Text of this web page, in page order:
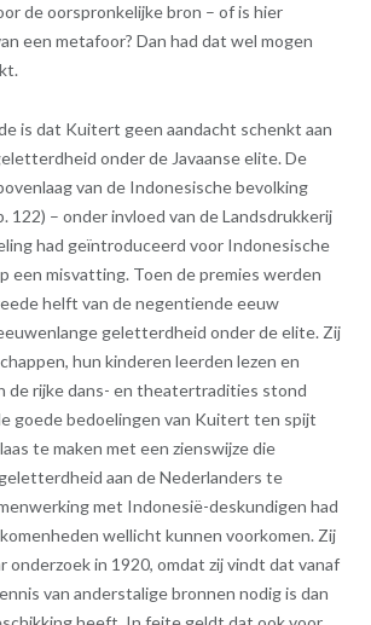
de oorspronkelijke bron – of is hier
een metafoor? Dan had dat wel mogen
is dat Kuitert geen aandacht schenkt aan
onder de Javaanse elite. De
van de Indonesische bevolking
122) – onder invloed van de Landsdrukkerij
had geïntroduceerd voor Indonesische
een misvatting. Toen de premies werden
helft van de negentiende eeuw
geletterdheid onder de elite. Zij
hun kinderen leerden lezen en
de rijke dans- en theatertradities stond
goede bedoelingen van Kuitert ten spijt
te maken met een zienswijze die
aan de Nederlanders te
met Indonesië-deskundigen had
wellicht kunnen voorkomen. Zij
onderzoek in 1920, omdat zij vindt dat vanaf
van anderstalige bronnen nodig is dan